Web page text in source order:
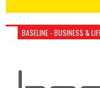
BASELINE - BUSINESS &